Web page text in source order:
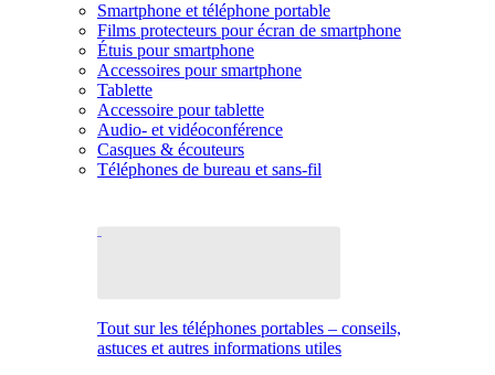
Smartphone et téléphone portable
Films protecteurs pour écran de smartphone
Étuis pour smartphone
Accessoires pour smartphone
Tablette
Accessoire pour tablette
Audio- et vidéoconférence
Casques & écouteurs
Téléphones de bureau et sans-fil
Tout sur les téléphones portables – conseils,
astuces et autres informations utiles